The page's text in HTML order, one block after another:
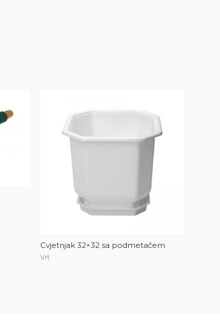
Cvjetnjak 32×32 sa podmetačem
Vrt